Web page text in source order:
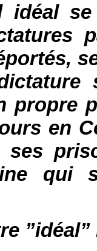
idéal
propre
en
ses
qui